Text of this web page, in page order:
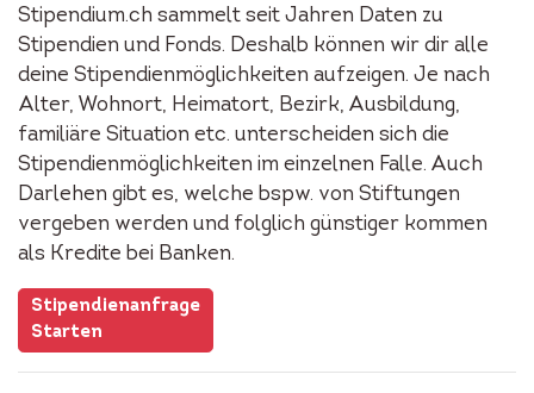
Stipendium.ch sammelt seit Jahren Daten zu
Stipendien und Fonds. Deshalb können wir dir alle
deine Stipendienmöglichkeiten aufzeigen. Je nach
Alter, Wohnort, Heimatort, Bezirk, Ausbildung,
familiäre Situation etc. unterscheiden sich die
Stipendienmöglichkeiten im einzelnen Falle. Auch
Darlehen gibt es, welche bspw. von Stiftungen
vergeben werden und folglich günstiger kommen
als Kredite bei Banken.
Stipendienanfrage
Starten